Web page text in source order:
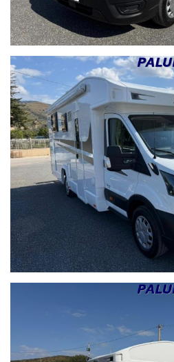
INFO 3357711299
NAVETTA PER :
CASERTA
NAPOLI
MELITO DI NAPOLI
PORTICI
SALERNO
AVERSA
CAVA DE' TIRRENI
SAN GIORGIO A CREMANO
CASTELLAMMARE DI STABIA
QUARTO
GIUGLIANO IN CAMPANIA
NOCERA INFERIORE
SANTA MARIA CAPUA VETERE
TEANO
CAPUA
TORRE ANNUNZIATA
VITERBO